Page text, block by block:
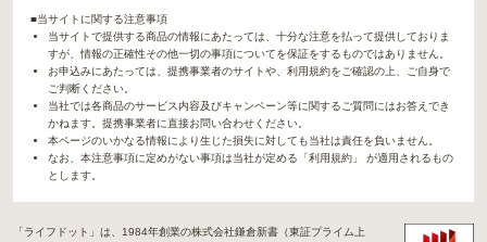
■当サイトに関する注意事項
当サイトで提供する商品の情報にあたっては、十分な注意を払って提供しておりま
すが、情報の正確性その他一切の事項についてを保証をするものではありません。
お申込みにあたっては、提携事業者のサイトや、利用規約をご確認の上、ご自身で
ご判断ください。
当社では各商品のサービス内容及びキャンペーン等に関するご質問にはお答えでき
かねます。提携事業者に直接お問い合わせください。
本ページのいかなる情報により生じた損失に対しても当社は責任を負いません。
なお、本注意事項に定めがない事項は当社が定める「利用規約」 が適用されるもの
とします。
「ライフドット」は、1984年創業の株式会社鎌倉新書（東証プライム上